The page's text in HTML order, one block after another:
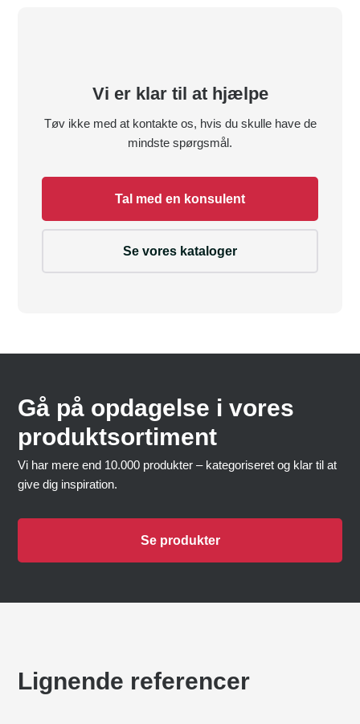
Vi er klar til at hjælpe
Tøv ikke med at kontakte os, hvis du skulle have de
mindste spørgsmål.
Tal med en konsulent
Se vores kataloger
Gå på opdagelse i vores
produktsortiment
Vi har mere end 10.000 produkter – kategoriseret og klar til at
give dig inspiration.
Se produkter
Lignende referencer
HURLUMHEJ BARNCENTER